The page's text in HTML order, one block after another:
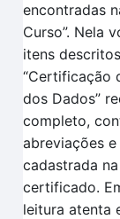
encontradas
Curso”. Nela
itens descritos
“Certificação
dos Dados”
completo,
abreviações
cadastrada
certificado.
leitura atenta